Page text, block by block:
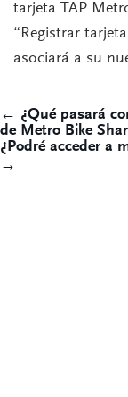
tarjeta TAP
“Registrar
asociará a su
Post
navigation
← ¿Qué pasará
de Metro Bike
¿Podré acceder a
→